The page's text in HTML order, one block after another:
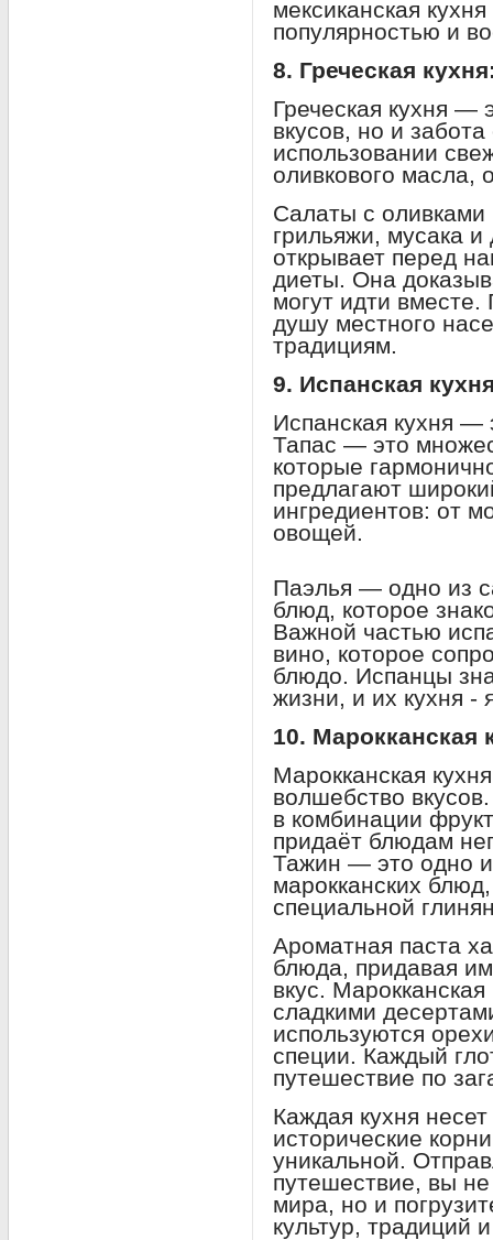
мексиканская
популярностью и
8. Греческая
Греческая кухня —
вкусов, но и
использовании
оливкового масла,
Салаты с
грильяжи, мусака
открывает перед
диеты. Она
могут идти
душу местного
традициям.
9. Испанская
Испанская кухня —
Тапас — это
которые
предлагают
ингредиентов: от
овощей.
Паэлья — одно из
блюд, которое
Важной частью
вино, которое
блюдо. Испанцы
жизни, и их кухня -
10. Марокканская
Марокканская
волшебство
в комбинации
придаёт блюдам
Тажин — это одно
марокканских
специальной
Ароматная паста
блюда, придавая
вкус.
сладкими
используются
специи. Каждый
путешествие по
Каждая кухня
исторические
уникальной.
путешествие, вы
мира, но и
культур, традиций